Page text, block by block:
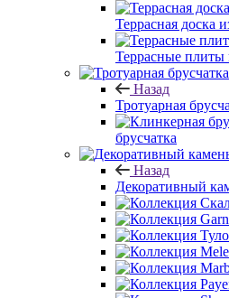
Террасная доска
Террасные плиты
Назад
Тротуарная
брусчатка
Назад
Декоративный